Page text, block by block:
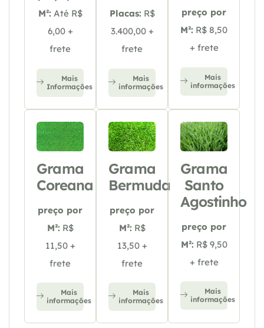
M²: Até R$
6,00 +
frete
Mais
Informações
Placas: R$
3.400,00 +
frete
Mais
informações
preço por
M²: R$ 8,50
+ frete
Mais
informações
Grama
Coreana
preço por
M²: R$
11,50 +
frete
Mais
informações
Grama
Bermuda
preço por
M²: R$
13,50 +
frete
Mais
informações
Grama
Santo
Agostinho
preço por
M²: R$ 9,50
+ frete
Mais
informações